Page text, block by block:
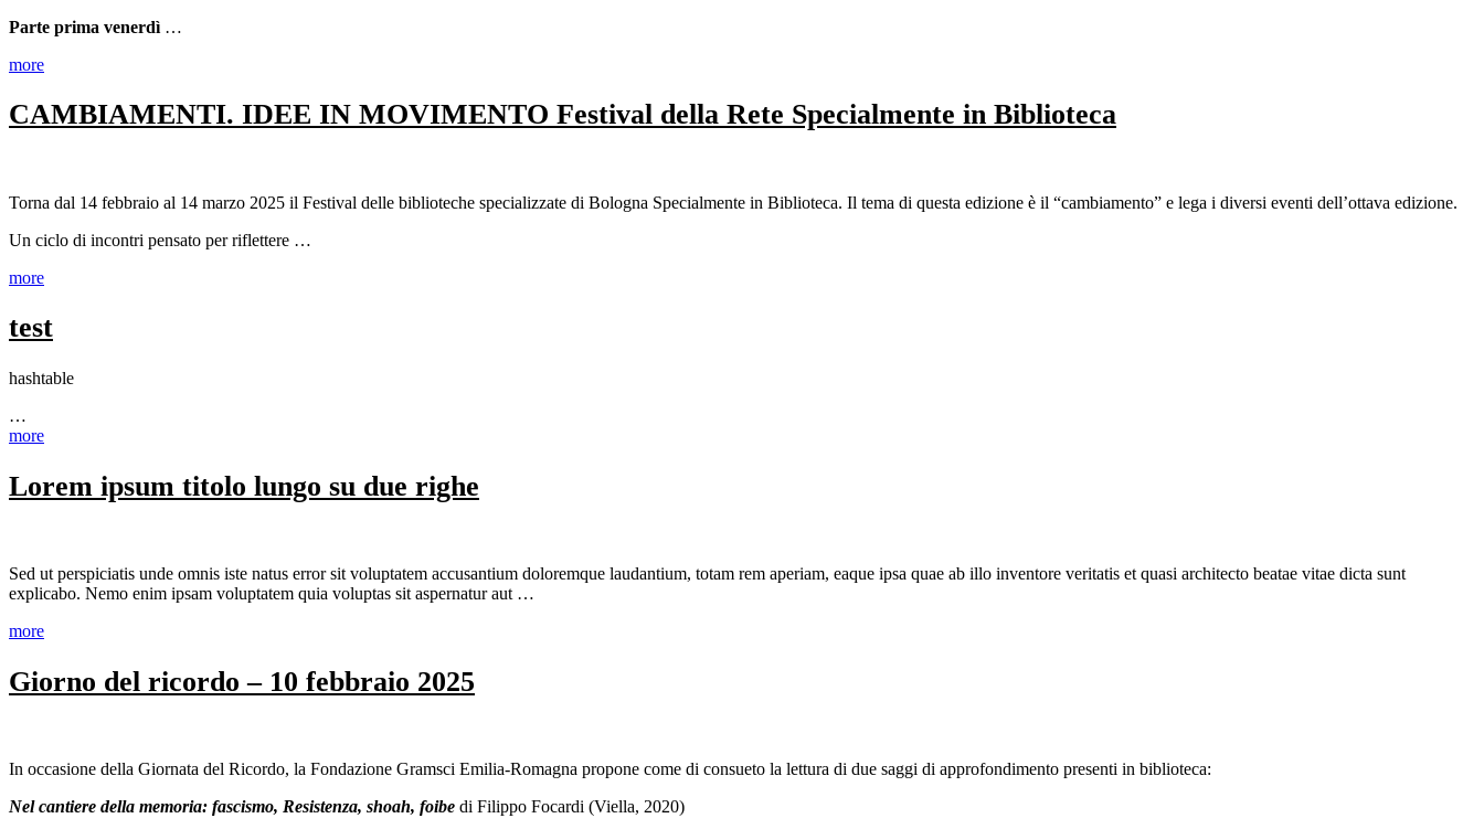
Parte prima venerdì …
more
CAMBIAMENTI. IDEE IN MOVIMENTO Festival della Rete Specialmente in Biblioteca
Torna dal 14 febbraio al 14 marzo 2025 il Festival delle biblioteche specializzate di Bologna Specialmente in Biblioteca. Il tema di questa edizione è il “cambiamento” e lega i diversi eventi dell’ottava edizione.
Un ciclo di incontri pensato per riflettere …
more
test
hashtable
…
more
Lorem ipsum titolo lungo su due righe
Sed ut perspiciatis unde omnis iste natus error sit voluptatem accusantium doloremque laudantium, totam rem aperiam, eaque ipsa quae ab illo inventore veritatis et quasi architecto beatae vitae dicta sunt
explicabo. Nemo enim ipsam voluptatem quia voluptas sit aspernatur aut …
more
Giorno del ricordo – 10 febbraio 2025
In occasione della Giornata del Ricordo, la Fondazione Gramsci Emilia-Romagna propone come di consueto la lettura di due saggi di approfondimento presenti in biblioteca:
Nel cantiere della memoria: fascismo, Resistenza, shoah, foibe di Filippo Focardi (Viella, 2020)